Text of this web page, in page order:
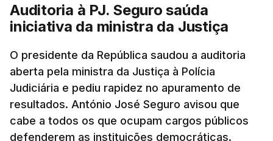
Auditoria à PJ. Seguro saúda
iniciativa da ministra da Justiça
O presidente da República saudou a auditoria
aberta pela ministra da Justiça à Polícia
Judiciária e pediu rapidez no apuramento de
resultados. António José Seguro avisou que
cabe a todos os que ocupam cargos públicos
defenderem as instituições democráticas.